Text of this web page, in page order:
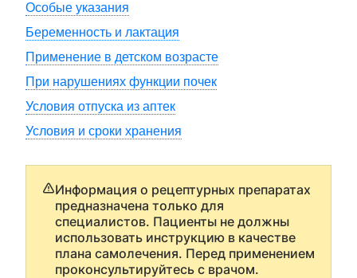
Особые указания
Беременность и лактация
Применение в детском возрасте
При нарушениях функции почек
Условия отпуска из аптек
Условия и сроки хранения
Информация о рецептурных препаратах
предназначена только для
специалистов. Пациенты не должны
использовать инструкцию в качестве
плана самолечения. Перед применением
проконсультируйтесь с врачом.